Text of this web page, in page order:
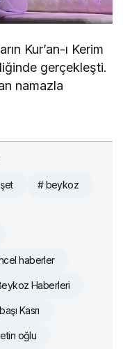
Kur’an-ı Kerim
gerçekleşti.
namazla
# beykoz
haberler
Haberleri
Kasrı
oğlu